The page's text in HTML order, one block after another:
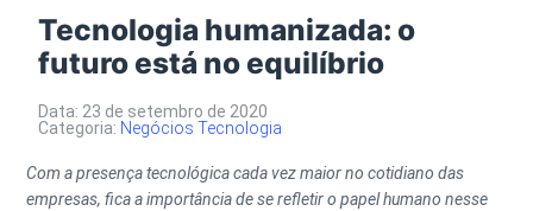
Tecnologia humanizada: o
futuro está no equilíbrio
Data: 23 de setembro de 2020
Categoria: Negócios Tecnologia
Com a presença tecnológica cada vez maior no cotidiano das
empresas, fica a importância de se refletir o papel humano nesse